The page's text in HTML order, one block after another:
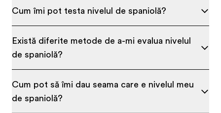
Cum îmi pot testa nivelul de spaniolă?
Există diferite metode de a-mi evalua nivelul
de spaniolă?
Cum pot să îmi dau seama care e nivelul meu
de spaniolă?